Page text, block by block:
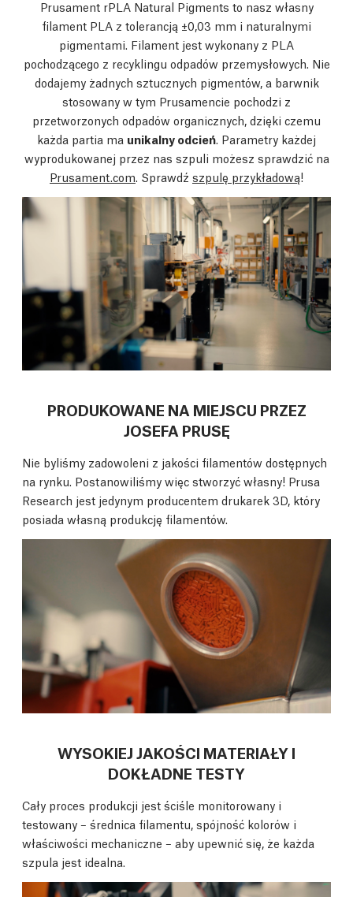
Prusament rPLA Natural Pigments to nasz własny
filament PLA z tolerancją ±0,03 mm i naturalnymi
pigmentami. Filament jest wykonany z PLA
pochodzącego z recyklingu odpadów przemysłowych. Nie
dodajemy żadnych sztucznych pigmentów, a barwnik
stosowany w tym Prusamencie pochodzi z
przetworzonych odpadów organicznych, dzięki czemu
każda partia ma unikalny odcień . Parametry każdej
wyprodukowanej przez nas szpuli możesz sprawdzić na
Prusament.com . Sprawdź szpulę przykładową!
PRODUKOWANE NA MIEJSCU PRZEZ
JOSEFA PRUSĘ
Nie byliśmy zadowoleni z jakości filamentów dostępnych
na rynku. Postanowiliśmy więc stworzyć własny! Prusa
Research jest jedynym producentem drukarek 3D, który
posiada własną produkcję filamentów.
WYSOKIEJ JAKOŚCI MATERIAŁY I
DOKŁADNE TESTY
Cały proces produkcji jest ściśle monitorowany i
testowany – średnica filamentu, spójność kolorów i
właściwości mechaniczne – aby upewnić się, że każda
szpula jest idealna.